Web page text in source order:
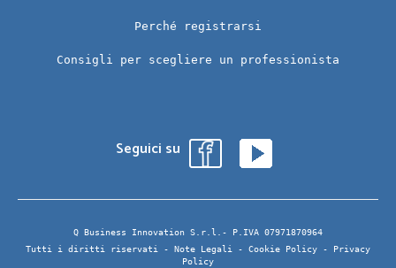
Perché registrarsi
Consigli per scegliere un professionista
Seguici su
Q Business Innovation S.r.l.- P.IVA 07971870964
Tutti i diritti riservati - Note Legali - Cookie Policy - Privacy
Policy